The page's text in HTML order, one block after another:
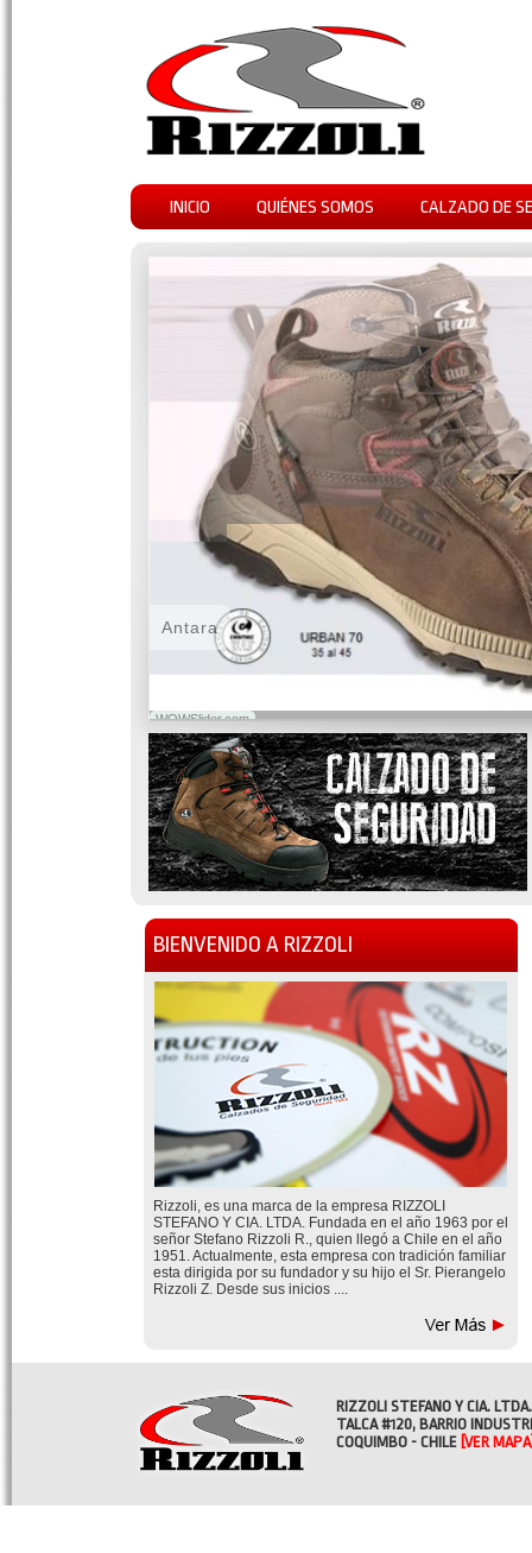
INICIO QUIÉNES SOMOS CALZADO DE
WOWSlider.com
Antara
BIENVENIDO A RIZZOLI
Rizzoli, es una marca de la empresa RIZZOLI
STEFANO Y CIA. LTDA. Fundada en el año 1963 por el
señor Stefano Rizzoli R., quien llegó a Chile en el año
1951. Actualmente, esta empresa con tradición familiar
esta dirigida por su fundador y su hijo el Sr. Pierangelo
Rizzoli Z. Desde sus inicios ....
RIZZOLI STEFANO Y CIA. LTDA.
TALCA #120, BARRIO
COQUIMBO - CHILE [VER